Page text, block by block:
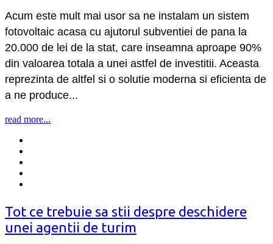
Acum este mult mai usor sa ne instalam un sistem
fotovoltaic acasa cu ajutorul subventiei de pana la
20.000 de lei de la stat, care inseamna aproape 90%
din valoarea totala a unei astfel de investitii. Aceasta
reprezinta de altfel si o solutie moderna si eficienta de
a ne produce...
read more...
Tot ce trebuie sa stii despre deschidere
unei agentii de turim